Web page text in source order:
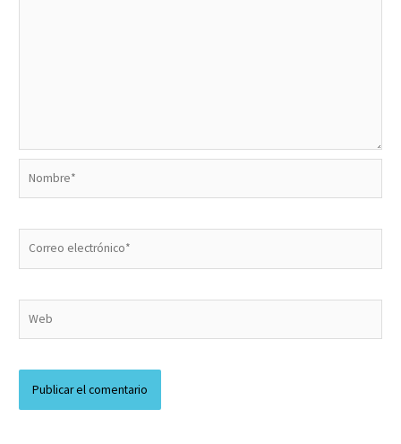
electrónico*